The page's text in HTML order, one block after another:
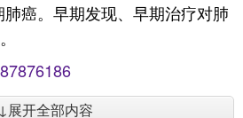
癌。早期发现、早期治疗对肺
↓展开全部内容